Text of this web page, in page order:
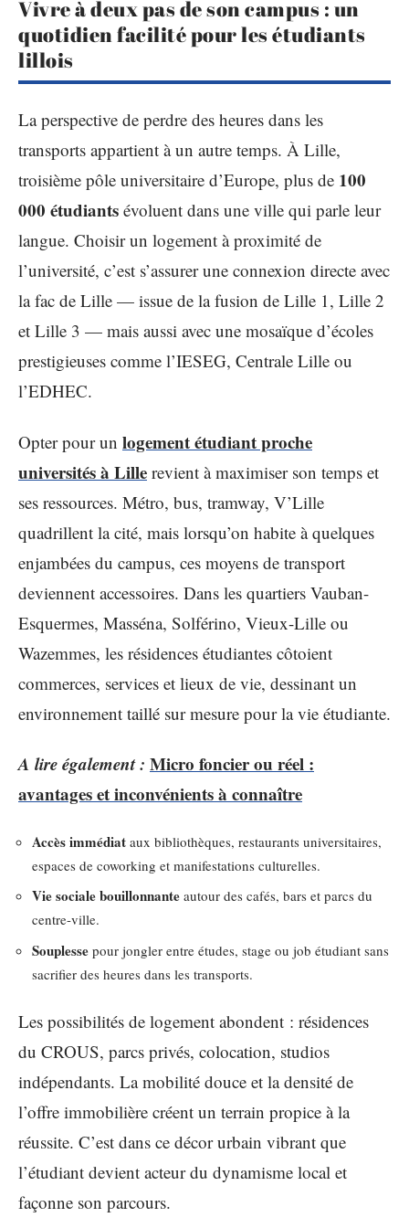
Vivre à deux pas de son campus : un
quotidien facilité pour les étudiants
lillois
La perspective de perdre des heures dans les
transports appartient à un autre temps. À Lille,
troisième pôle universitaire d’Europe, plus de 100
000 étudiants évoluent dans une ville qui parle leur
langue. Choisir un logement à proximité de
l’université, c’est s’assurer une connexion directe avec
la fac de Lille — issue de la fusion de Lille 1, Lille 2
et Lille 3 — mais aussi avec une mosaïque d’écoles
prestigieuses comme l’IESEG, Centrale Lille ou
l’EDHEC.
Opter pour un logement étudiant proche
universités à Lille revient à maximiser son temps et
ses ressources. Métro, bus, tramway, V’Lille
quadrillent la cité, mais lorsqu’on habite à quelques
enjambées du campus, ces moyens de transport
deviennent accessoires. Dans les quartiers Vauban-
Esquermes, Masséna, Solférino, Vieux-Lille ou
Wazemmes, les résidences étudiantes côtoient
commerces, services et lieux de vie, dessinant un
environnement taillé sur mesure pour la vie étudiante.
A lire également : Micro foncier ou réel :
avantages et inconvénients à connaître
Accès immédiat aux bibliothèques, restaurants universitaires,
espaces de coworking et manifestations culturelles.
Vie sociale bouillonnante autour des cafés, bars et parcs du
centre-ville.
Souplesse pour jongler entre études, stage ou job étudiant sans
sacrifier des heures dans les transports.
Les possibilités de logement abondent : résidences
du CROUS, parcs privés, colocation, studios
indépendants. La mobilité douce et la densité de
l’offre immobilière créent un terrain propice à la
réussite. C’est dans ce décor urbain vibrant que
l’étudiant devient acteur du dynamisme local et
façonne son parcours.